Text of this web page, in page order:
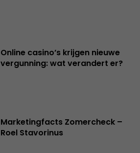
Online casino’s krijgen nieuwe
vergunning: wat verandert er?
Marketingfacts Zomercheck –
Roel Stavorinus